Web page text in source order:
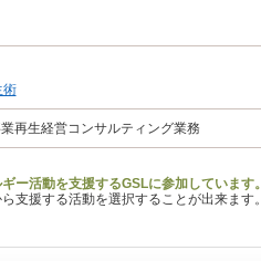
術
再生経営コンサルティング業務
ー活動を支援するGSLに参加しています。
支援する活動を選択することが出来ます。